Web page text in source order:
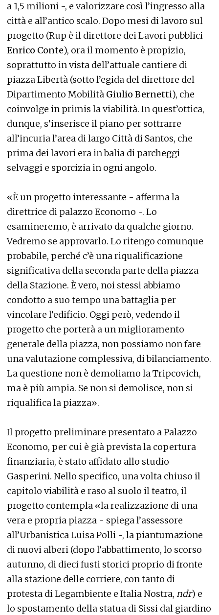
a 1,5 milioni -, e valorizzare così l’ingresso alla
città e all’antico scalo. Dopo mesi di lavoro sul
progetto (Rup è il direttore dei Lavori pubblici
Enrico Conte), ora il momento è propizio,
soprattutto in vista dell’attuale cantiere di
piazza Libertà (sotto l’egida del direttore del
Dipartimento Mobilità Giulio Bernetti), che
coinvolge in primis la viabilità. In quest’ottica,
dunque, s’inserisce il piano per sottrarre
all’incuria l’area di largo Città di Santos, che
prima dei lavori era in balia di parcheggi
selvaggi e sporcizia in ogni angolo.
«È un progetto interessante - afferma la
direttrice di palazzo Economo -. Lo
esamineremo, è arrivato da qualche giorno.
Vedremo se approvarlo. Lo ritengo comunque
probabile, perché c’è una riqualificazione
significativa della seconda parte della piazza
della Stazione. È vero, noi stessi abbiamo
condotto a suo tempo una battaglia per
vincolare l’edificio. Oggi però, vedendo il
progetto che porterà a un miglioramento
generale della piazza, non possiamo non fare
una valutazione complessiva, di bilanciamento.
La questione non è demoliamo la Tripcovich,
ma è più ampia. Se non si demolisce, non si
riqualifica la piazza».
Il progetto preliminare presentato a Palazzo
Economo, per cui è già prevista la copertura
finanziaria, è stato affidato allo studio
Gasperini. Nello specifico, una volta chiuso il
capitolo viabilità e raso al suolo il teatro, il
progetto contempla «la realizzazione di una
vera e propria piazza - spiega l’assessore
all’Urbanistica Luisa Polli -, la piantumazione
di nuovi alberi (dopo l’abbattimento, lo scorso
autunno, di dieci fusti storici proprio di fronte
alla stazione delle corriere, con tanto di
protesta di Legambiente e Italia Nostra, ndr) e
lo spostamento della statua di Sissi dal giardino